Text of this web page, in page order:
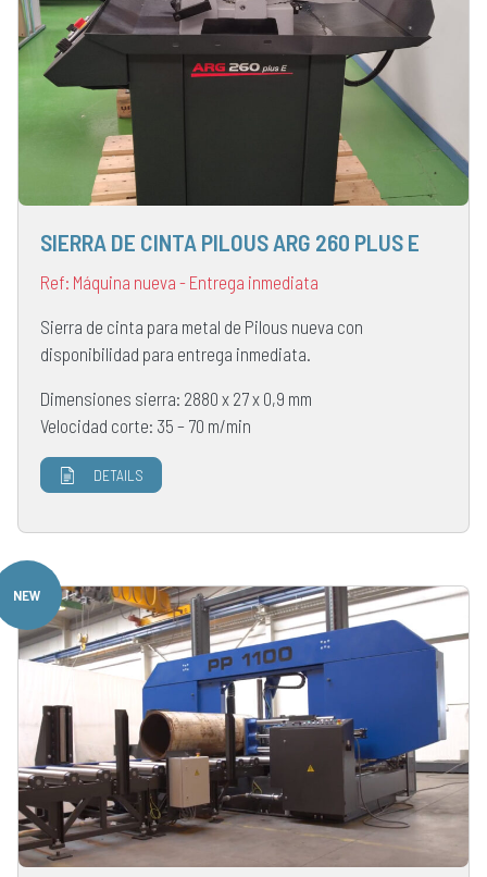
SIERRA DE CINTA PILOUS ARG 260 PLUS E
Ref: Máquina nueva - Entrega inmediata
Sierra de cinta para metal de Pilous nueva con
disponibilidad para entrega inmediata.
Dimensiones sierra: 2880 x 27 x 0,9 mm
Velocidad corte: 35 – 70 m/min
DETAILS
NEW